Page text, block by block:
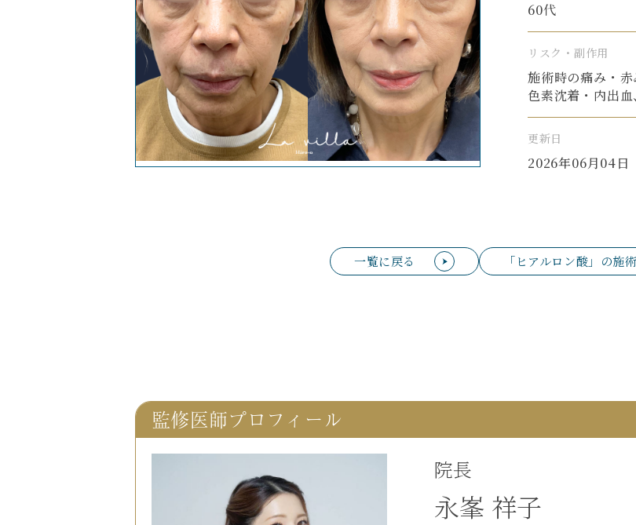
60代
リスク・副作用
施術時の痛み・
色素沈着・内出
更新日
2026年06月04日
一覧に戻る 「ヒアルロン酸」の施
監修医師プロフィール
院長
永峯 祥子